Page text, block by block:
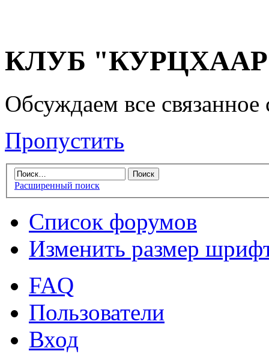
КЛУБ "КУРЦХААР"
Обсуждаем все
Пропустить
Расширенный поиск
Список форумов
Изменить размер
FAQ
Пользователи
Вход